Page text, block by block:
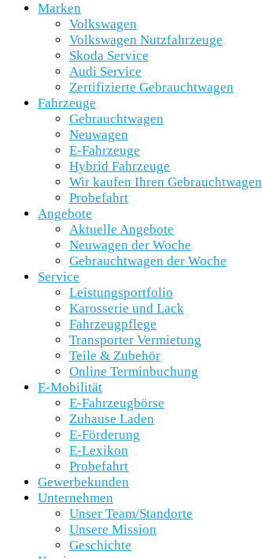
Marken
Volkswagen
Volkswagen Nutzfahrzeuge
Skoda Service
Audi Service
Zertifizierte Gebrauchtwagen
Fahrzeuge
Gebrauchtwagen
Neuwagen
E-Fahrzeuge
Hybrid Fahrzeuge
Wir kaufen Ihren Gebrauchtwagen
Probefahrt
Angebote
Aktuelle Angebote
Neuwagen der Woche
Gebrauchtwagen der Woche
Service
Leistungsportfolio
Karosserie und Lack
Fahrzeugpflege
Transporter Vermietung
Teile & Zubehör
Online Terminbuchung
E-Mobilität
E-Fahrzeugbörse
Zuhause Laden
E-Förderung
E-Lexikon
Probefahrt
Gewerbekunden
Unternehmen
Unser Team/Standorte
Unsere Mission
Geschichte